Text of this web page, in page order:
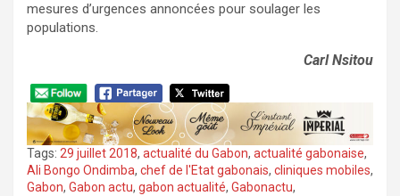
mesures d’urgences annoncées pour soulager les
populations.
Carl Nsitou
Tags: 29 juillet 2018, actualité du Gabon, actualité gabonaise,
Ali Bongo Ondimba, chef de l'Etat gabonais, cliniques mobiles,
Gabon, Gabon actu, gabon actualité, Gabonactu,